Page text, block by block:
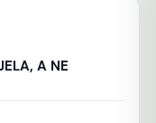
A NE